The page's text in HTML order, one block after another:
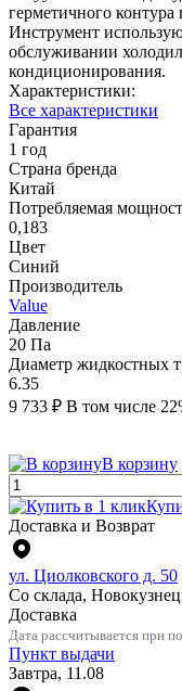
герметичного контура
Инструмент
обслуживании
кондиционирования.
Характеристики:
Все характеристики
Гарантия
1 год
Страна бренда
Китай
Потребляемая
0,183
Цвет
Синий
Производитель
Value
Давление
20 Па
Диаметр жидкостных
6.35
9 733 ₽ В том числе
В корзину
Доставка и Возврат
ул. Циолковского д. 50
Со склада,
Доставка
Дата рассчитывается при
Пункт выдачи
Завтра, 11.08